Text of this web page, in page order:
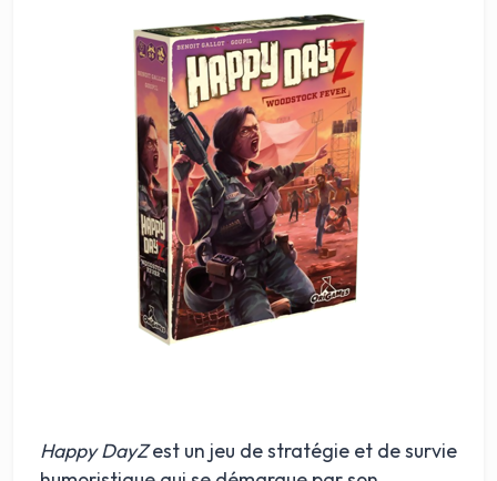
Happy DayZest un jeu de stratégie et de survie